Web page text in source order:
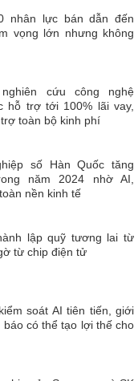
nhân lực bán dẫn đến
vọng lớn nhưng không
cứu công nghệ
hỗ trợ tới 100% lãi vay,
toàn bộ kinh phí
số Hàn Quốc tăng
năm 2024 nhờ AI,
nền kinh tế
lập quỹ tương lai từ
từ chip điện tử
soát AI tiên tiến, giới
báo có thể tạo lợi thế cho